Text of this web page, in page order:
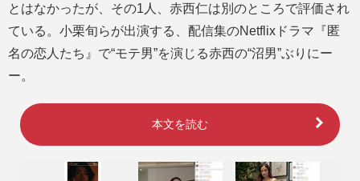
とはなかったが、その1人、赤西仁は別のところで評価され
ている。小栗旬らが出演する、配信集のNetflixドラマ『匿
名の恋人たち』で“モテ男”を演じる赤西の“沼男”ぶりにー
ー。
本文を読む